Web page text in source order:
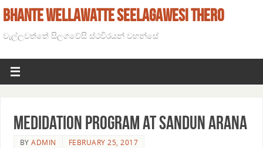
BHANTE WELLAWATTE SEELAGAWESI THERO
වැල්ලවත්තේ සිලගවේසි ස්ථවිරයන් වහන්සේ
Medidation program at Sandun arana
BYADMIN
FEBRUARY 25, 2017